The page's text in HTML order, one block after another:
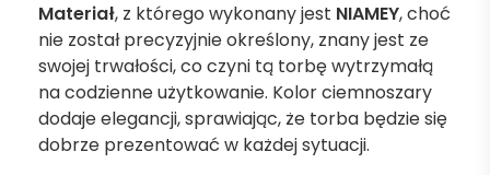
Materiał, z którego wykonany jest NIAMEY, choć
nie został precyzyjnie określony, znany jest ze
swojej trwałości, co czyni tą torbę wytrzymałą
na codzienne użytkowanie. Kolor ciemnoszary
dodaje elegancji, sprawiając, że torba będzie się
dobrze prezentować w każdej sytuacji.